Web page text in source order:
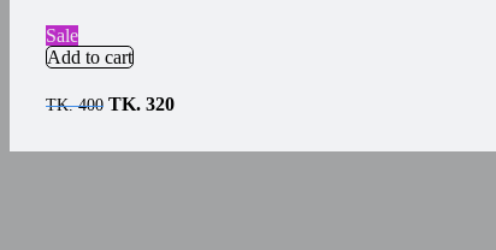
Sale
Add to cart
TK.400 TK. 320